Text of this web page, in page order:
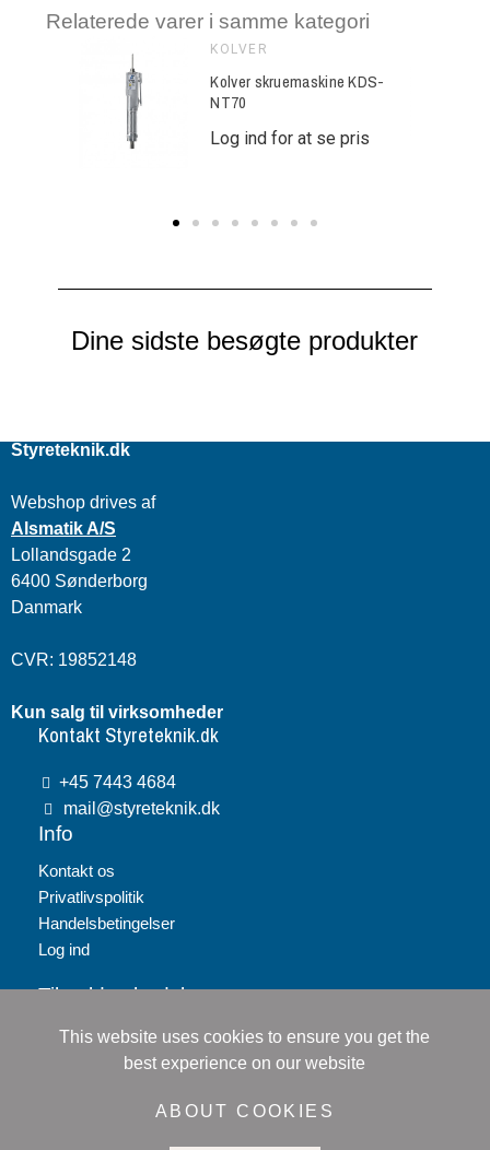
Relaterede varer i samme kategori
KOLVER
Kolver skruemaskine KDS-
NT70
Log ind for at se pris
Dine sidste besøgte produkter
Styreteknik.dk
Webshop drives af
Alsmatik A/S
Lollandsgade 2
6400 Sønderborg
Danmark
CVR: 19852148
Kun salg til virksomheder
Kontakt Styreteknik.dk
+45 7443 4684
mail@styreteknik.dk
Info
Kontakt os
Privatlivspolitik
Handelsbetingelser
Log ind
Tilmeld nyhedsbrev
Tilmeld
Jeg acceptererpersondatapolitikken
This website uses cookies to ensure you get the
best experience on our website
ABOUT COOKIES